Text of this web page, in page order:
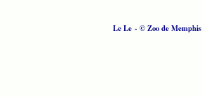
Le Le - © Zoo de Memphis